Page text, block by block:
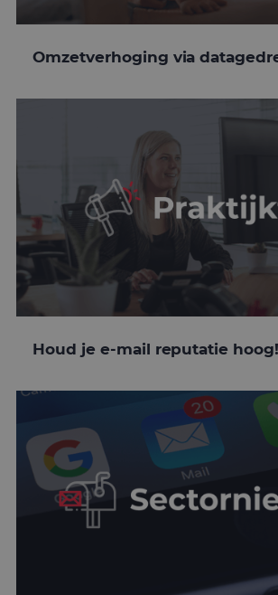
Omzetverhoging via
Houd je e-mail reputatie hoog!